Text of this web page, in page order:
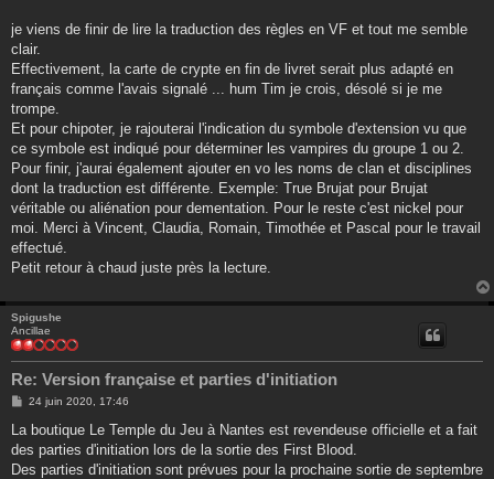
g
je viens de finir de lire la traduction des règles en VF et tout me semble
clair.
Effectivement, la carte de crypte en fin de livret serait plus adapté en
français comme l'avais signalé ... hum Tim je crois, désolé si je me
trompe.
Et pour chipoter, je rajouterai l'indication du symbole d'extension vu que
ce symbole est indiqué pour déterminer les vampires du groupe 1 ou 2.
Pour finir, j'aurai également ajouter en vo les noms de clan et disciplines
dont la traduction est différente. Exemple: True Brujat pour Brujat
véritable ou aliénation pour dementation. Pour le reste c'est nickel pour
moi. Merci à Vincent, Claudia, Romain, Timothée et Pascal pour le travail
effectué.
Petit retour à chaud juste près la lecture.
Spigushe
Ancillae
Re: Version française et parties d'initiation
M
s
a
g
24 juin 2020, 17:46
La boutique Le Temple du Jeu à Nantes est revendeuse officielle et a fait
des parties d'initiation lors de la sortie des First Blood.
Des parties d'initiation sont prévues pour la prochaine sortie de septembre